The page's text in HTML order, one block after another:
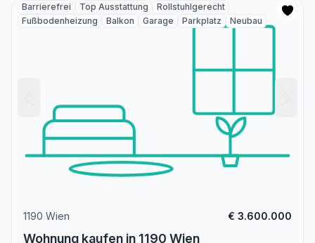
Barrierefrei Top Ausstattung
Rollstuhlgerecht
Fußbodenheizung
Balkon Garage Parkplatz Neubau
1190 Wien € 3.600.000
Wohnung kaufen in 1190 Wien